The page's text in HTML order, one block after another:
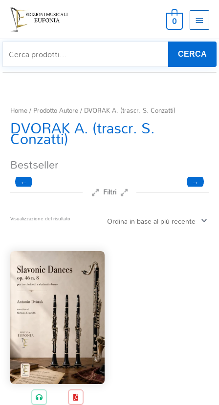
0
CERCA
Home/ Prodotto Autore / DVORAK A. (trascr. S. Conzatti)
DVORAK A. (trascr. S.
Conzatti)
Bestseller
← →
Filtri
Clarinetto basso
Composizioni originali
Natale
QR base
QR esecuzione
Trascrizioni e Arrangiamenti
Visualizzazione del risultato